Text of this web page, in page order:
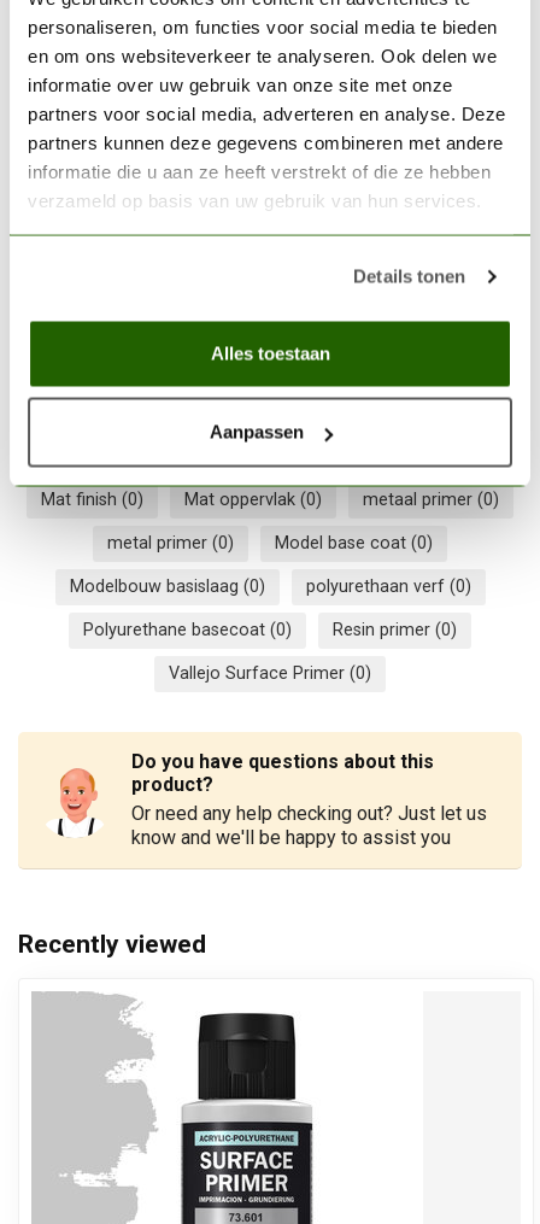
personaliseren, om functies voor social media te bieden
en om ons websiteverkeer te analyseren. Ook delen we
informatie over uw gebruik van onze site met onze
partners voor social media, adverteren en analyse. Deze
partners kunnen deze gegevens combineren met andere
informatie die u aan ze heeft verstrekt of die ze hebben
verzameld op basis van uw gebruik van hun services.
Details tonen
Alles toestaan
Aanpassen
VALLEJO
Vallejo Surface Primer
Black - 200ml - 74602
In stock
€15,42
Airbrush ready(0)
Grey Primer(0) Grijze primer(0)
Mat finish (0) Mat oppervlak (0) metaal primer (0)
metal primer (0) Model base coat (0)
Modelbouw basislaag (0) polyurethaan verf (0)
Polyurethane basecoat (0) Resin primer (0)
Vallejo Surface Primer (0)
Do you have questions about this
product?
Or need any help checking out? Just let us
know and we'll be happy to assist you
Recently viewed